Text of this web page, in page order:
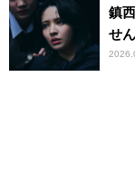
鎮
せん